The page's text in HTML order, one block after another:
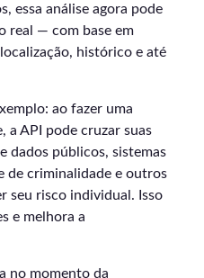
essa análise agora pode
real — com base em
histórico e até
ao fazer uma
a API pode cruzar suas
dados públicos, sistemas
de criminalidade e outros
seu risco individual. Isso
e melhora a
no momento da